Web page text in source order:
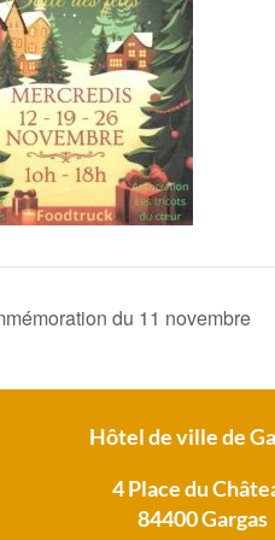
du 11 novembre
Hôtel de ville de
4 Place du
84400 Gargas